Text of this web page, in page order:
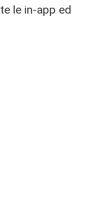
le in-app ed